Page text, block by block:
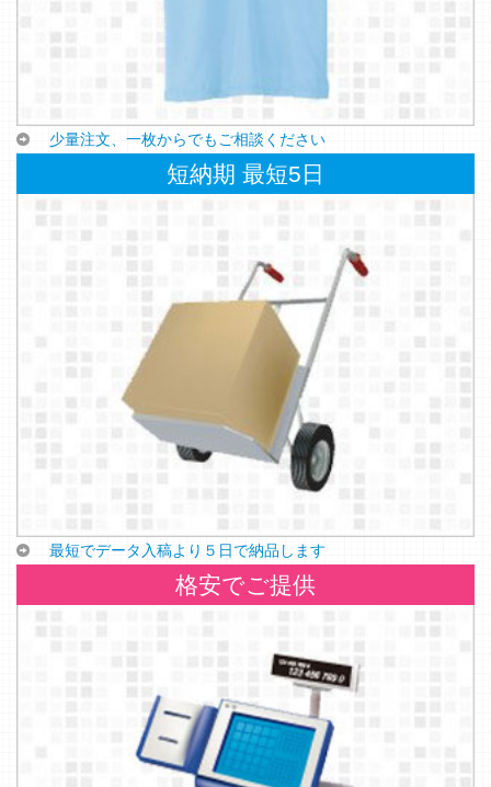
少量注文、一枚からでもご相談ください
短納期 最短5日
最短でデータ入稿より５日で納品します
格安でご提供